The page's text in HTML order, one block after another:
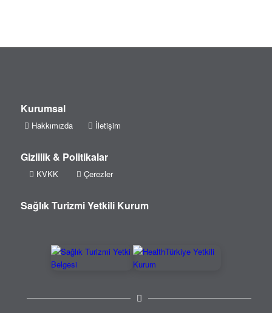
Kurumsal
Hakkımızda İletişim
Gizlilik & Politikalar
KVKK Çerezler
Sağlık Turizmi Yetkili Kurum